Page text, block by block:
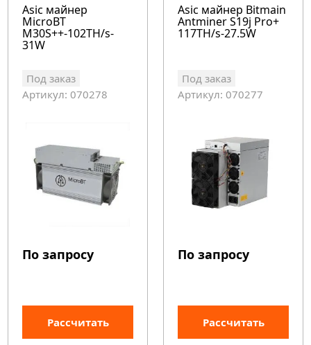
Asic майнер
MicroBT
M30S++-102TH/s-
31W
Под заказ
Артикул: 070278
По запросу
Рассчитать
Asic майнер Bitmain
Antminer S19j Pro+
117TH/s-27.5W
Под заказ
Артикул: 070277
По запросу
Рассчитать